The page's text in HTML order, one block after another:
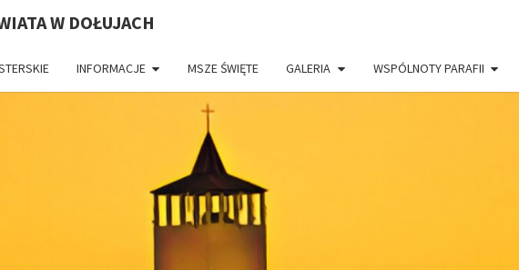
W DOŁUJACH
INFORMACJE MSZE ŚWIĘTE GALERIA WSPÓLNOTY PARAFII